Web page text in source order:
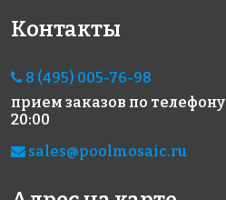
Контакты
8 (495) 005-76-98
прием заказов по телефону
20:00
sales@poolmosaic.ru